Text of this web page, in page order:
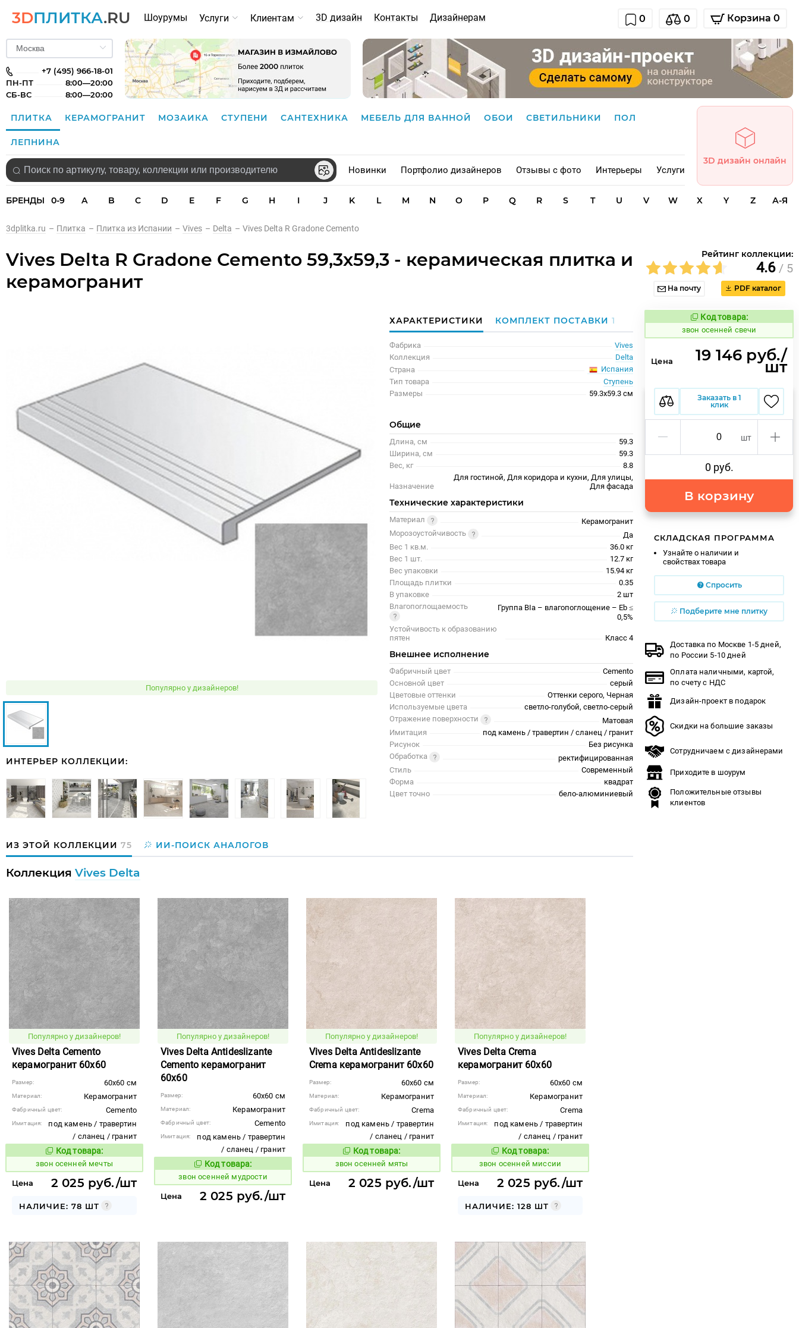
3DПЛИТКА.RU Шоурумы Услуги Клиентам 3D дизайн Контакты Дизайнерам 0 0 Корзина 0
+7 (495) 966-18-01
ПН-ПТ
8:00—20:00
СБ-ВС
8:00—20:00
ПЛИТКА КЕРАМОГРАНИТ МОЗАИКА СТУПЕНИ САНТЕХНИКА МЕБЕЛЬ ДЛЯ ВАННОЙ ОБОИ СВЕТИЛЬНИКИ ПОЛ
ЛЕПНИНА
Новинки Портфолио дизайнеров Отзывы с фото Интерьеры Услуги
3D дизайн онлайн
БРЕНДЫ 0-9 A B C D E F G H I J K L M N O P Q R S T U V W X Y Z А-Я
3dplitka.ru – Плитка – Плитка из Испании – Vives – Delta – Vives Delta R Gradone Cemento
Vives Delta R Gradone Cemento 59,3x59,3 - керамическая плитка и
керамогранит
Рейтинг коллекции:
4.6 / 5
На почту PDF каталог
Популярно у дизайнеров!
ИНТЕРЬЕР КОЛЛЕКЦИИ:
ХАРАКТЕРИСТИКИ КОМПЛЕКТ ПОСТАВКИ1
Фабрика
Vives
Коллекция
Delta
Страна
Испания
Тип товара
Ступень
Размеры
59.3x59.3 см
Общие
Длина, см
59.3
Ширина, см
59.3
Вес, кг
8.8
Назначение
Для гостиной, Для коридора и кухни, Для улицы,
Для фасада
Технические характеристики
Материал
Керамогранит
Морозоустойчивость
Да
Вес 1 кв.м.
36.0 кг
Вес 1 шт.
12.7 кг
Вес упаковки
15.94 кг
Площадь плитки
0.35
В упаковке
2 шт
Влагопоглощаемость
Группа BIa – влагопоглощение – Eb ≤
0,5%
Устойчивость к образованию
пятен
Класс 4
Внешнее исполнение
Фабричный цвет
Cemento
Основной цвет
серый
Цветовые оттенки
Оттенки серого, Черная
Используемые цвета
светло-голубой, светло-серый
Отражение поверхности
Матовая
Имитация
под камень / травертин / сланец / гранит
Рисунок
Без рисунка
Обработка
ректифицированная
Стиль
Современный
Форма
квадрат
Цвет точно
бело-алюминиевый
ИЗ ЭТОЙ КОЛЛЕКЦИИ 75 ИИ-ПОИСК АНАЛОГОВ
Коллекция Vives Delta
Популярно у дизайнеров!
Vives Delta Cemento
керамогранит 60x60
Размер: 60x60 см
Материал: Керамогранит
Фабричный цвет: Cemento
Имитация:
под камень / травертин
/ сланец / гранит
Код товара:
461551 Код товара:
звон осенней мечты
Цена 2 025 руб./шт
НАЛИЧИЕ: 78 ШТ
Популярно у дизайнеров!
Vives Delta Antideslizante
Cemento керамогранит
60x60
Размер: 60x60 см
Материал: Керамогранит
Фабричный цвет: Cemento
Имитация:
под камень / травертин
/ сланец / гранит
Код товара:
461555 Код товара:
звон осенней мудрости
Цена 2 025 руб./шт
Популярно у дизайнеров!
Vives Delta Antideslizante
Crema керамогранит 60x60
Размер: 60x60 см
Материал: Керамогранит
Фабричный цвет: Crema
Имитация:
под камень / травертин
/ сланец / гранит
Код товара:
461556 Код товара:
звон осенней мяты
Цена 2 025 руб./шт
Популярно у дизайнеров!
Vives Delta Crema
керамогранит 60x60
Размер: 60x60 см
Материал: Керамогранит
Фабричный цвет: Crema
Имитация:
под камень / травертин
/ сланец / гранит
Код товара:
461552 Код товара:
звон осенней миссии
Цена 2 025 руб./шт
НАЛИЧИЕ: 128 ШТ
Код товара:
461584 Код товара:
звон осенней свечи
Цена 19 146 руб./
шт
Заказать в 1
клик
шт
0 руб.
В корзину
СКЛАДСКАЯ ПРОГРАММА
Узнайте о наличии и
свойствах товара
Спросить
Подберите мне плитку
Доставка по Москве 1-5 дней,
по России 5-10 дней
Оплата наличными, картой,
по счету с НДС
Дизайн-проект в подарок
Скидки на большие заказы
Сотрудничаем с дизайнерами
Приходите в шоурум
Положительные отзывы
клиентов